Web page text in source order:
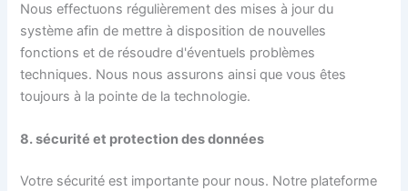
Nous effectuons régulièrement des mises à jour du
système afin de mettre à disposition de nouvelles
fonctions et de résoudre d'éventuels problèmes
techniques. Nous nous assurons ainsi que vous êtes
toujours à la pointe de la technologie.
8. sécurité et protection des données
Votre sécurité est importante pour nous. Notre plateforme